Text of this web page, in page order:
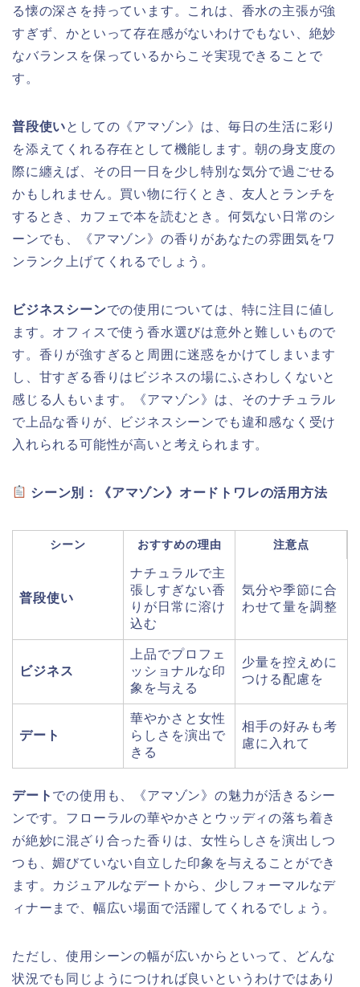
る懐の深さを持っています。これは、香水の主張が強
すぎず、かといって存在感がないわけでもない、絶妙
なバランスを保っているからこそ実現できることで
す。
普段使いとしての《アマゾン》は、毎日の生活に彩り
を添えてくれる存在として機能します。朝の身支度の
際に纏えば、その日一日を少し特別な気分で過ごせる
かもしれません。買い物に行くとき、友人とランチを
するとき、カフェで本を読むとき。何気ない日常のシ
ーンでも、《アマゾン》の香りがあなたの雰囲気をワ
ンランク上げてくれるでしょう。
ビジネスシーンでの使用については、特に注目に値し
ます。オフィスで使う香水選びは意外と難しいもので
す。香りが強すぎると周囲に迷惑をかけてしまいます
し、甘すぎる香りはビジネスの場にふさわしくないと
感じる人もいます。《アマゾン》は、そのナチュラル
で上品な香りが、ビジネスシーンでも違和感なく受け
入れられる可能性が高いと考えられます。
シーン別：《アマゾン》オードトワレの活用方法
シーン おすすめの理由 注意点
普段使い
ナチュラルで主
張しすぎない香
りが日常に溶け
込む
気分や季節に合
わせて量を調整
ビジネス
上品でプロフェ
ッショナルな印
象を与える
少量を控えめに
つける配慮を
デート
華やかさと女性
らしさを演出で
きる
相手の好みも考
慮に入れて
デート での使用も、《アマゾン》の魅力が活きるシー
ンです。フローラルの華やかさとウッディの落ち着き
が絶妙に混ざり合った香りは、女性らしさを演出しつ
つも、媚びていない自立した印象を与えることができ
ます。カジュアルなデートから、少しフォーマルなデ
ィナーまで、幅広い場面で活躍してくれるでしょう。
ただし、使用シーンの幅が広いからといって、どんな
状況でも同じようにつければ良いというわけではあり